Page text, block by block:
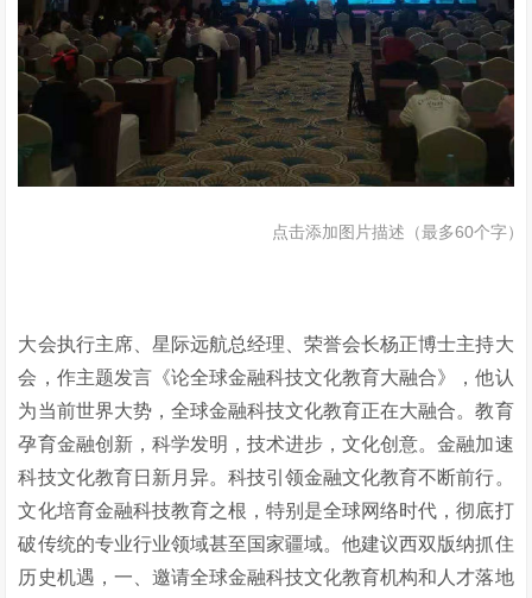
点击添加图片描述（最多60个字）
大会执行主席、星际远航总经理、荣誉会长杨正博士主持大
会，作主题发言《论全球金融科技文化教育大融合》，他认
为当前世界大势，全球金融科技文化教育正在大融合。教育
孕育金融创新，科学发明，技术进步，文化创意。金融加速
科技文化教育日新月异。科技引领金融文化教育不断前行。
文化培育金融科技教育之根，特别是全球网络时代，彻底打
破传统的专业行业领域甚至国家疆域。他建议西双版纳抓住
历史机遇，一、邀请全球金融科技文化教育机构和人才落地